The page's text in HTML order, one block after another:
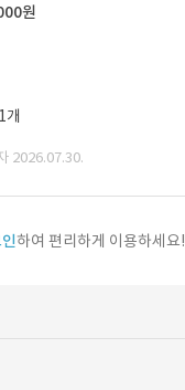
원
개
2026.07.30.
하여 편리하게 이용하세요!